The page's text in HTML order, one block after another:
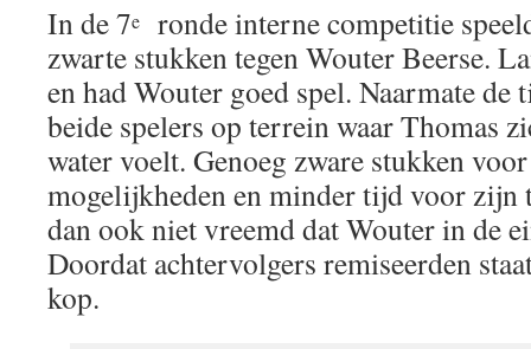
In de 7e
ronde interne competitie
zwarte stukken tegen Wouter Beerse.
en had Wouter goed spel. Naarmate de
beide spelers op terrein waar Thomas
water voelt. Genoeg zware stukken
mogelijkheden en minder tijd voor zijn
dan ook niet vreemd dat Wouter in de
Doordat achtervolgers remiseerden
kop.